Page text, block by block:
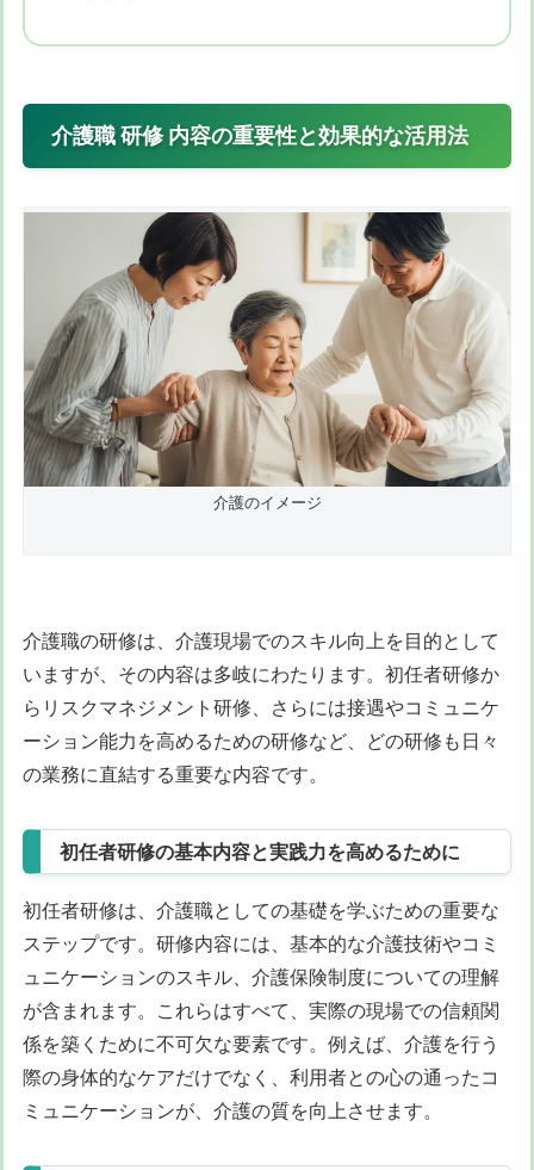
介護職 研修 内容の重要性と効果的な活用法
介護のイメージ
介護職の研修は、介護現場でのスキル向上を目的として
いますが、その内容は多岐にわたります。初任者研修か
らリスクマネジメント研修、さらには接遇やコミュニケ
ーション能力を高めるための研修など、どの研修も日々
の業務に直結する重要な内容です。
初任者研修の基本内容と実践力を高めるために
初任者研修は、介護職としての基礎を学ぶための重要な
ステップです。研修内容には、基本的な介護技術やコミ
ュニケーションのスキル、介護保険制度についての理解
が含まれます。これらはすべて、実際の現場での信頼関
係を築くために不可欠な要素です。例えば、介護を行う
際の身体的なケアだけでなく、利用者との心の通ったコ
ミュニケーションが、介護の質を向上させます。